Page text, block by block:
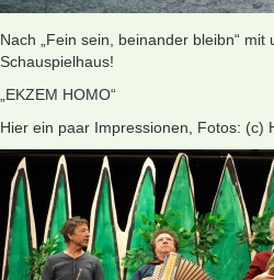
Nach „Fein sein, beinander bleibn“
Schauspielhaus!
„EKZEM HOMO“
Hier ein paar Impressionen, Fotos: (c)